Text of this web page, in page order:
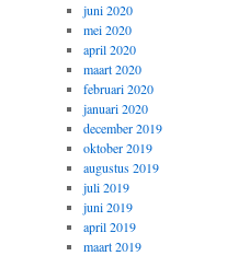
juni 2020
mei 2020
april 2020
maart 2020
februari 2020
januari 2020
december 2019
oktober 2019
augustus 2019
juli 2019
juni 2019
april 2019
maart 2019